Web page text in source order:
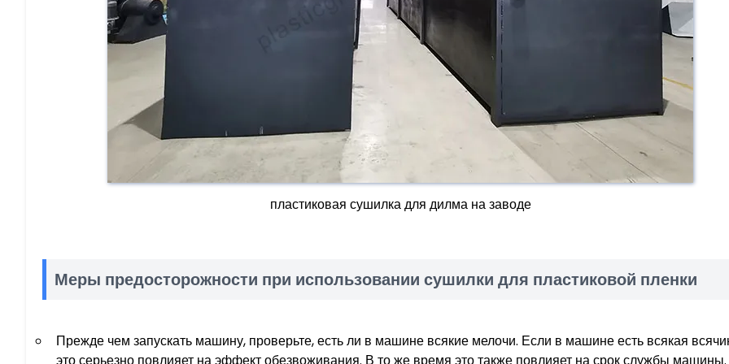
пластиковая сушилка для дилма на заводе
Меры предосторожности при использовании сушилки для пластиковой пленки
Прежде чем запускать машину, проверьте, есть ли в машине всякие мелочи. Если в машине есть всякая